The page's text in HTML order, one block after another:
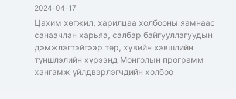
2024-04-17
Цахим хөгжил, харилцаа холбооны яамнаас
санаачлан харьяа, салбар байгууллагуудын
дэмжлэгтэйгээр төр, хувийн хэвшлийн
түншлэлийн хүрээнд Монголын программ
хангамж үйлдвэрлэгчдийн холбоо